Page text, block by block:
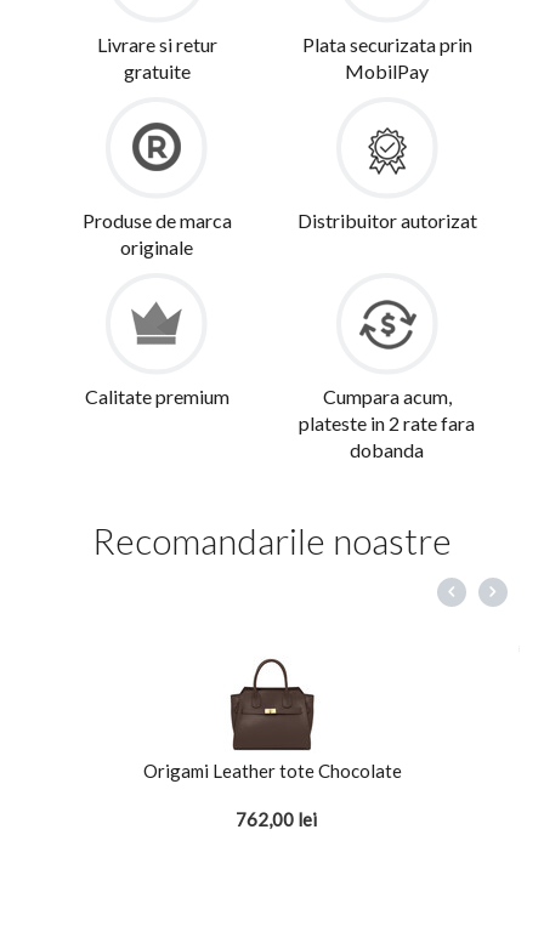
Livrare si retur
gratuite
Plata securizata prin
MobilPay
Produse de marca
originale
Distribuitor autorizat
Calitate premium
Cumpara acum,
plateste in 2 rate fara
dobanda
Recomandarile noastre
Origami Leather tote Chocolate
762,00 lei